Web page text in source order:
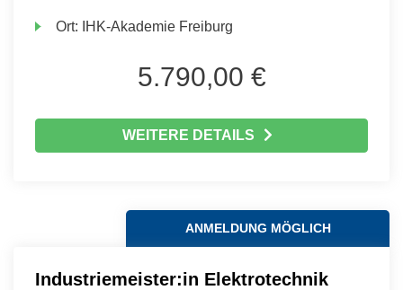
Ort: IHK-Akademie Freiburg
5.790,00 €
WEITERE DETAILS
ANMELDUNG MÖGLICH
Industriemeister:in Elektrotechnik